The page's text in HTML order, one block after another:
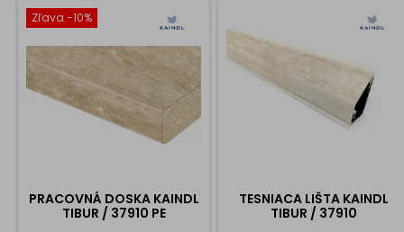
Zľava -10%
PRACOVNÁ DOSKA KAINDL
TIBUR / 37910 PE
TESNIACA LIŠTA KAINDL
TIBUR / 37910